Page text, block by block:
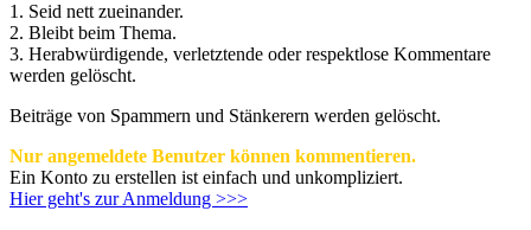
1. Seid nett zueinander.
2. Bleibt beim Thema.
3. Herabwürdigende, verletztende oder respektlose Kommentare
werden gelöscht.
Beiträge von Spammern und Stänkerern werden gelöscht.
Nur angemeldete Benutzer können kommentieren.
Ein Konto zu erstellen ist einfach und unkompliziert.
Hier geht's zur Anmeldung >>>